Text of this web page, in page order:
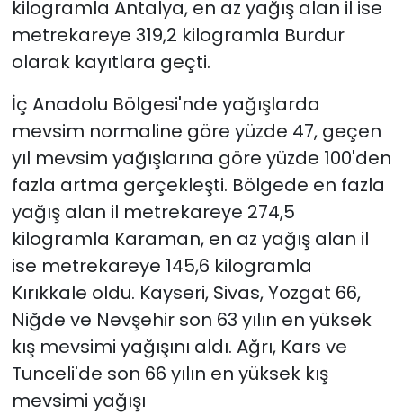
kilogramla Antalya, en az yağış alan il ise
metrekareye 319,2 kilogramla Burdur
olarak kayıtlara geçti.
İç Anadolu Bölgesi'nde yağışlarda
mevsim normaline göre yüzde 47, geçen
yıl mevsim yağışlarına göre yüzde 100'den
fazla artma gerçekleşti. Bölgede en fazla
yağış alan il metrekareye 274,5
kilogramla Karaman, en az yağış alan il
ise metrekareye 145,6 kilogramla
Kırıkkale oldu. Kayseri, Sivas, Yozgat 66,
Niğde ve Nevşehir son 63 yılın en yüksek
kış mevsimi yağışını aldı. Ağrı, Kars ve
Tunceli'de son 66 yılın en yüksek kış
mevsimi yağışı